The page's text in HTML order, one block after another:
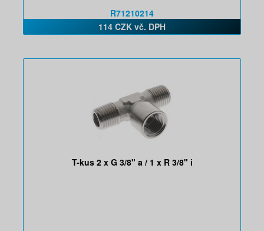
R71210214
114 CZK vč. DPH
T-kus 2 x G 3/8" a / 1 x R 3/8" i